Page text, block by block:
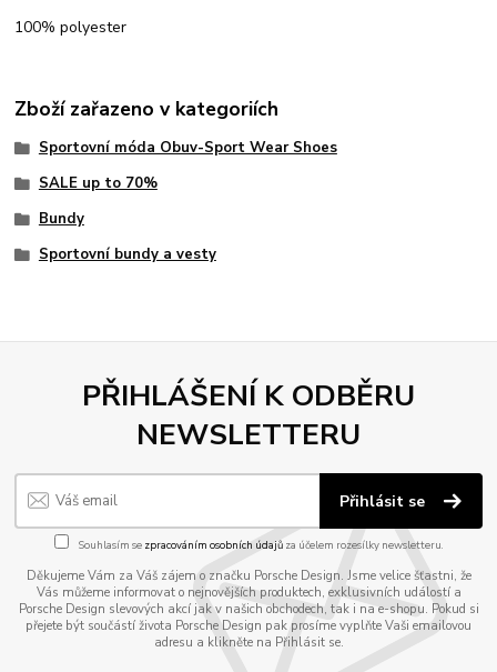
100% polyester
Zboží zařazeno v kategoriích
Sportovní móda Obuv-Sport Wear Shoes
SALE up to 70%
Bundy
Sportovní bundy a vesty
PŘIHLÁŠENÍ K ODBĚRU
NEWSLETTERU
Přihlásit se
Souhlasím se zpracováním osobních údajůza účelem rozesílky newsletteru.
Děkujeme Vám za Váš zájem o značku Porsche Design. Jsme velice šťastni, že
Vás můžeme informovat o nejnovějších produktech, exklusivních událostí a
Porsche Design slevových akcí jak v našich obchodech, tak i na e-shopu. Pokud si
přejete být součástí života Porsche Design pak prosíme vyplňte Vaši emailovou
adresu a klikněte na Přihlásit se.